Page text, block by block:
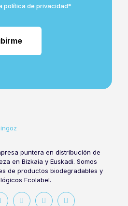
política de privacidad*
puntera en distribución de
en Bizkaia y Euskadi. Somos
de productos biodegradables y
Ecolabel.